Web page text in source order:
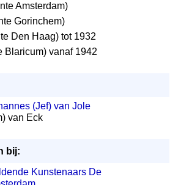
Amsterdam)
Gorinchem)
Den Haag) tot 1932
Blaricum) vanaf 1942
(Jef) van Jole
van Eck
bij:
Kunstenaars De